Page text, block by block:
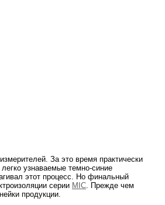
За это время практически
узнаваемые темно-синие
этот процесс. Но финальный
серии MIC . Прежде чем
продукции.